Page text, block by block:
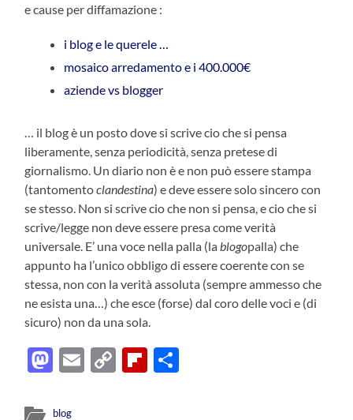
e cause per diffamazione :
i blog e le querele …
mosaico arredamento e i 400.000€
aziende vs blogger
… il blog è un posto dove si scrive cio che si pensa
liberamente, senza periodicità, senza pretese di
giornalismo. Un diario non è e non può essere stampa
(tantomentoclandestina) e deve essere solo sincero con
se stesso. Non si scrive cio che non si pensa, e cio che si
scrive/legge non deve essere presa come verità
universale. E’ una voce nella palla (la blogopalla) che
appunto ha l’unico obbligo di essere coerente con se
stessa, non con la verità assoluta (sempre ammesso che
ne esista una…) che esce (forse) dal coro delle voci e (di
sicuro) non da una sola.
Mastodon
EmailCopyFlipboard
blog